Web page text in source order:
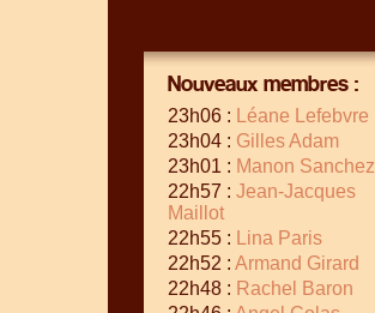
Nouveaux membres :
23h06 :
Léane Lefebvre
23h04 : Gilles Adam
23h01 : Manon Sanchez
22h57 : Jean-Jacques
Maillot
22h55 :
Lina Paris
22h52 : Armand Girard
22h48 : Rachel Baron